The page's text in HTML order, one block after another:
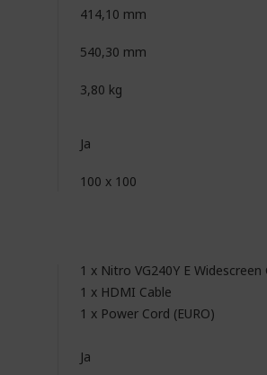
414,10 mm
540,30 mm
3,80 kg
Ja
100 x 100
1 x Nitro VG240Y E
1 x HDMI Cable
1 x Power Cord (EURO)
Ja